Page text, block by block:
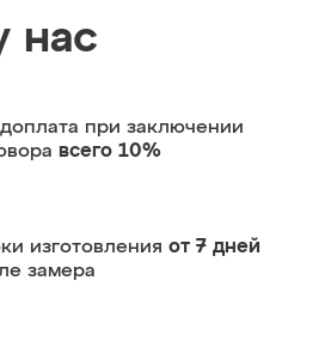
нас
при заключении
всего 10%
изготовления от 7 дней
замера